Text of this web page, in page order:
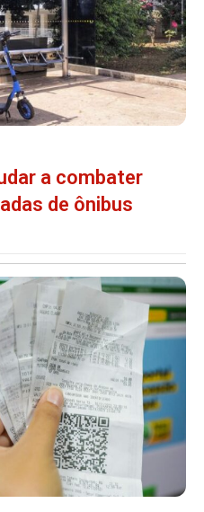
a combater
de ônibus